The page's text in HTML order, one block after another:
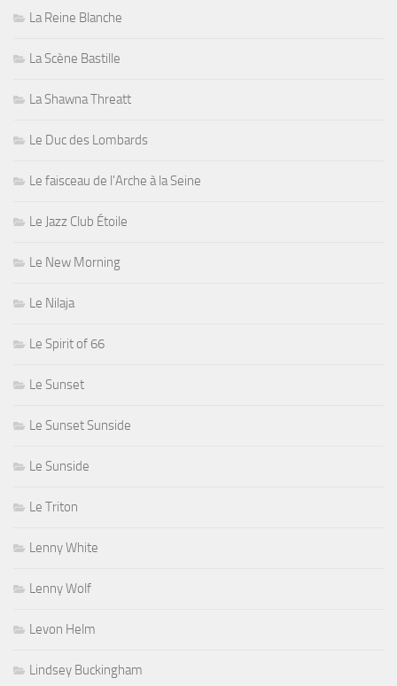
La Reine Blanche
La Scène Bastille
La Shawna Threatt
Le Duc des Lombards
Le faisceau de l'Arche à la Seine
Le Jazz Club Étoile
Le New Morning
Le Nilaja
Le Spirit of 66
Le Sunset
Le Sunset Sunside
Le Sunside
Le Triton
Lenny White
Lenny Wolf
Levon Helm
Lindsey Buckingham